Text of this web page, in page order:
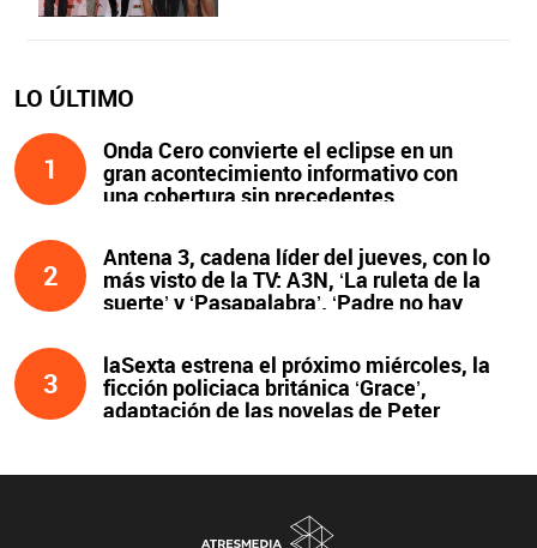
LO ÚLTIMO
1
Onda Cero convierte el eclipse en un
gran acontecimiento informativo con
una cobertura sin precedentes
2
Antena 3, cadena líder del jueves, con lo
más visto de la TV: A3N, ‘La ruleta de la
suerte’ y ‘Pasapalabra’. ‘Padre no hay
3
laSexta estrena el próximo miércoles, la
ficción policiaca británica ‘Grace’,
adaptación de las novelas de Peter